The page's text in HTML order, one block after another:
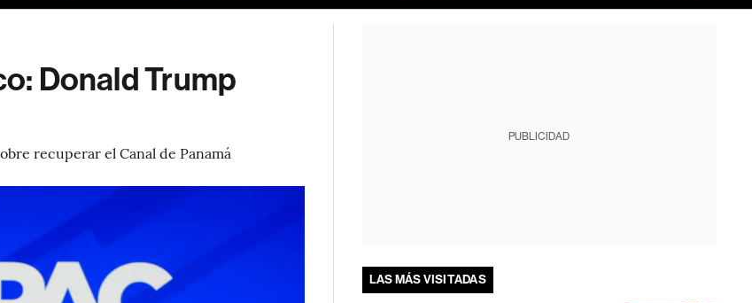
Donald Trump
recuperar el Canal de Panamá
PUBLICIDAD
LAS MÁS VISITADAS